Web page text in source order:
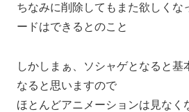
ちなみに削除してもまた欲しくな
ードはできるとのこと
しかしまぁ、ソシャゲとなると基
なると思いますので
ほとんどアニメーションは見なく